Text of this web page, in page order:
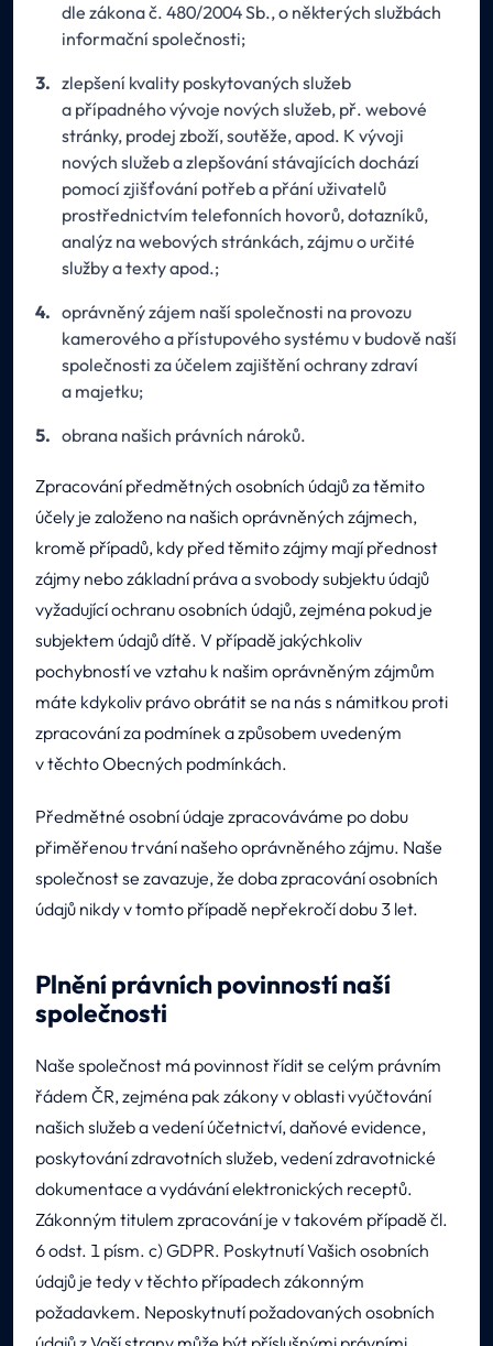
dle zákona č. 480/2004 Sb., o některých službách
informační společnosti;
zlepšení kvality poskytovaných služeb
a případného vývoje nových služeb, př. webové
stránky, prodej zboží, soutěže, apod. K vývoji
nových služeb a zlepšování stávajících dochází
pomocí zjišťování potřeb a přání uživatelů
prostřednictvím telefonních hovorů, dotazníků,
analýz na webových stránkách, zájmu o určité
služby a texty apod.;
oprávněný zájem naší společnosti na provozu
kamerového a přístupového systému v budově naší
společnosti za účelem zajištění ochrany zdraví
a majetku;
obrana našich právních nároků.
Zpracování předmětných osobních údajů za těmito
účely je založeno na našich oprávněných zájmech,
kromě případů, kdy před těmito zájmy mají přednost
zájmy nebo základní práva a svobody subjektu údajů
vyžadující ochranu osobních údajů, zejména pokud je
subjektem údajů dítě. V případě jakýchkoliv
pochybností ve vztahu k našim oprávněným zájmům
máte kdykoliv právo obrátit se na nás s námitkou proti
zpracování za podmínek a způsobem uvedeným
v těchto Obecných podmínkách.
Předmětné osobní údaje zpracováváme po dobu
přiměřenou trvání našeho oprávněného zájmu. Naše
společnost se zavazuje, že doba zpracování osobních
údajů nikdy v tomto případě nepřekročí dobu 3 let.
Plnění právních povinností naší
společnosti
Naše společnost má povinnost řídit se celým právním
řádem ČR, zejména pak zákony v oblasti vyúčtování
našich služeb a vedení účetnictví, daňové evidence,
poskytování zdravotních služeb, vedení zdravotnické
dokumentace a vydávání elektronických receptů.
Zákonným titulem zpracování je v takovém případě čl.
6 odst. 1 písm. c) GDPR. Poskytnutí Vašich osobních
údajů je tedy v těchto případech zákonným
požadavkem. Neposkytnutí požadovaných osobních